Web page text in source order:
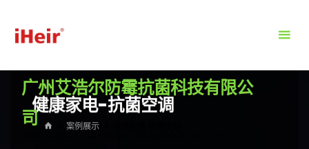
广州艾浩尔防霉抗菌科技有限公
司
健康家电-抗菌空调
案例展示